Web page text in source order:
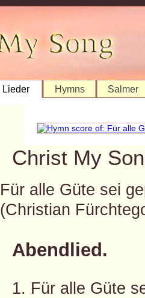
Lieder Hymns Salmer
Christ My
Für alle Güte sei
(Christian
Abendlied.
1. Für alle Güte